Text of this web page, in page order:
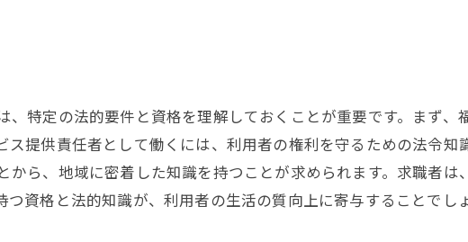
提供責任者が導く地域貢献のモデル
い福祉社会を目指した具体的施策
を巻き込むためのアイデア
すリーダーシップスタイル
特定の法的要件と資格を理解しておくことが重要です。まず、
提供責任者として働くには、利用者の権利を守るための法令知
ら、地域に密着した知識を持つことが求められます。求職者は
資格と法的知識が、利用者の生活の質向上に寄与することでしょ